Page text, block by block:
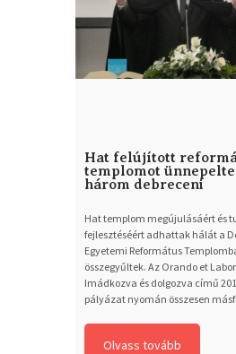
Hat felújított
templomot
három debreceni
Hat templom megújulásáért és
fejlesztéséért adhattak hálát a
Egyetemi Református
összegyűltek. Az Orando et
Imádkozva és dolgozva című
pályázat nyomán összesen
Olvass tovább